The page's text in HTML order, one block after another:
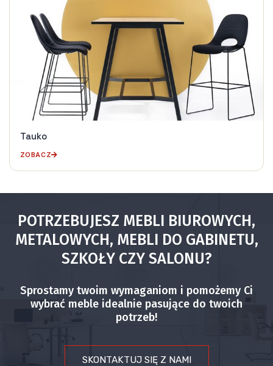
Tauko
ZOBACZ
POTRZEBUJESZ MEBLI BIUROWYCH,
METALOWYCH, MEBLI DO GABINETU,
SZKOŁY CZY SALONU?
Sprostamy twoim wymaganiom i pomożemy Ci
wybrać meble idealnie pasujące do twoich
potrzeb!
SKONTAKTUJ SIĘ Z NAMI